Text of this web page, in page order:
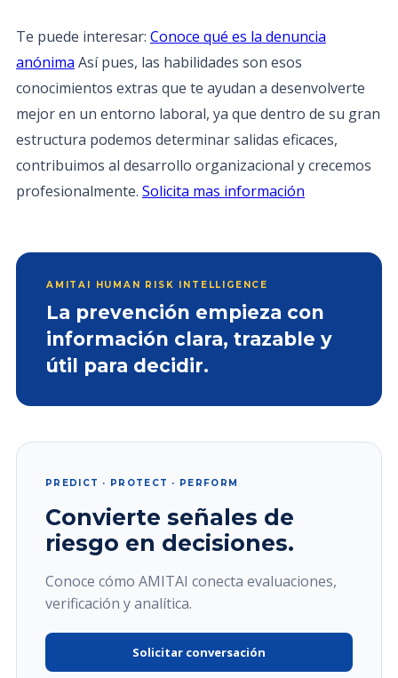
Te puede interesar: Conoce qué es la denuncia
anónima Así pues, las habilidades son esos
conocimientos extras que te ayudan a desenvolverte
mejor en un entorno laboral, ya que dentro de su gran
estructura podemos determinar salidas eficaces,
contribuimos al desarrollo organizacional y crecemos
profesionalmente. Solicita mas información
AMITAI HUMAN RISK INTELLIGENCE
La prevención empieza con
información clara, trazable y
útil para decidir.
PREDICT · PROTECT · PERFORM
Convierte señales de
riesgo en decisiones.
Conoce cómo AMITAI conecta evaluaciones,
verificación y analítica.
Solicitar conversación